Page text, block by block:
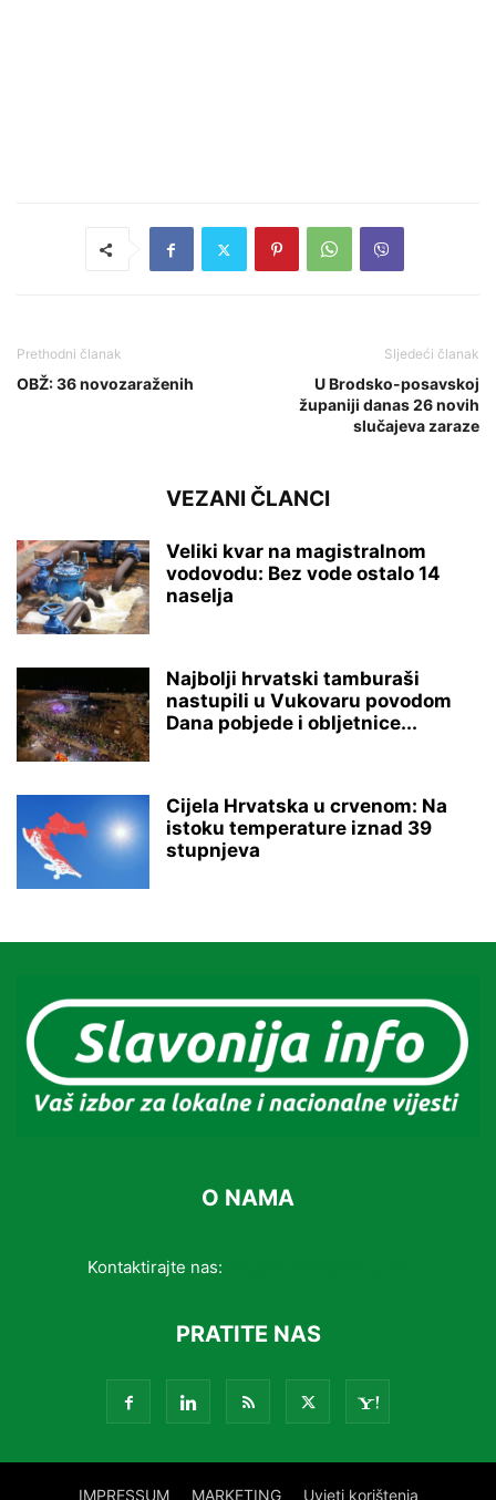
Prethodni članak
OBŽ: 36 novozaraženih
Sljedeći članak
U Brodsko-posavskoj
županiji danas 26 novih
slučajeva zaraze
VEZANI ČLANCI
Veliki kvar na magistralnom
vodovodu: Bez vode ostalo 14
naselja
Najbolji hrvatski tamburaši
nastupili u Vukovaru povodom
Dana pobjede i obljetnice...
Cijela Hrvatska u crvenom: Na
istoku temperature iznad 39
stupnjeva
O NAMA
Kontaktirajte nas:
PRATITE NAS
IMPRESSUM MARKETING Uvjeti korištenja